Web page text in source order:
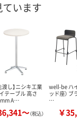
います
渡し】ニシキ工業
テーブル 高さ
A…
～（税込）
well-be ハ
ッド座）
…
￥